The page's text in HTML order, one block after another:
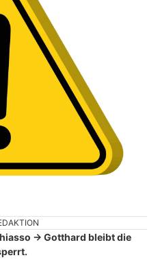
→ Gotthard bleibt die